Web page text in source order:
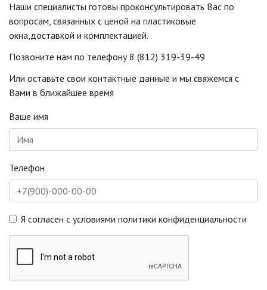
Наши специалисты готовы проконсультировать Вас по
вопросам, связанных с ценой на пластиковые
окна,доставкой и комплектацией.
Позвоните нам по телефону 8 (812) 319-39-49
Или оставьте свои контактные данные и мы свяжемся с
Вами в ближайшее время
Ваше имя
Телефон
Я согласен с условиями политики конфиденциальности